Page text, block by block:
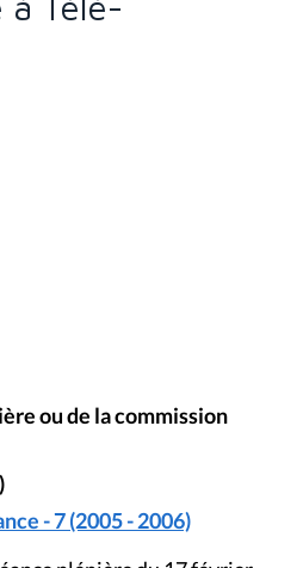
ou de la commission
- 7 (2005 - 2006)